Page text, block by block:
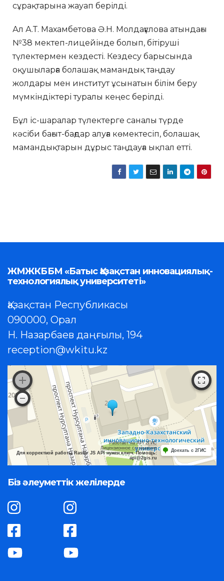
сұрақтарына жауап берілді.
Ал А.Т. Махамбетова Ә.Н. Молдағұлова атындағы
№38 мектеп-лицейінде болып, бітіруші
түлектермен кездесті. Кездесу барысында
оқушыларға болашақ мамандық таңдау
жолдары мен институт ұсынатын білім беру
мүмкіндіктері туралы кеңес берілді.
Бұл іс-шаралар түлектерге саналы түрде
кәсіби бағыт-бағдар алуға көмектесіп, болашақ
мамандықтарын дұрыс таңдауға ықпал етті.
ЖМЖКББМ «Батыс Қазақстан инновациялық-
технологиялық университеті»
Қазақстан Республикасы
090000, Орал
Н. Назарбаев даңғылы, 194
reception@wkitu.kz
Работает на API 2ГИС
Лицензионное соглашение
Для корректной работы Raster JS API нужен ключ. Помощь:
api@2gis.ru
Доехать с 2ГИС
Біз әлеуметтік желілерде